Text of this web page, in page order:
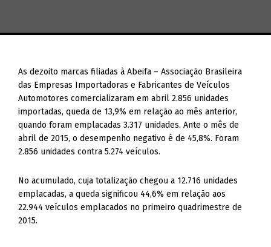
As dezoito marcas filiadas à Abeifa – Associação Brasileira
das Empresas Importadoras e Fabricantes de Veículos
Automotores comercializaram em abril 2.856 unidades
importadas, queda de 13,9% em relação ao mês anterior,
quando foram emplacadas 3.317 unidades. Ante o mês de
abril de 2015, o desempenho negativo é de 45,8%. Foram
2.856 unidades contra 5.274 veículos.
No acumulado, cuja totalização chegou a 12.716 unidades
emplacadas, a queda significou 44,6% em relação aos
22.944 veículos emplacados no primeiro quadrimestre de
2015.